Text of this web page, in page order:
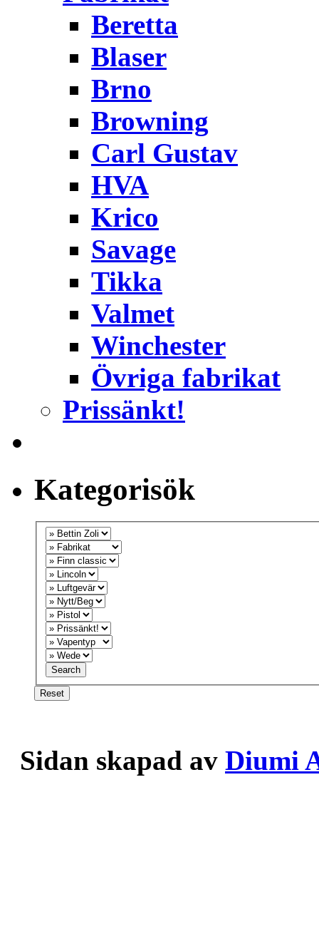
Beretta
Blaser
Brno
Browning
Carl Gustav
HVA
Krico
Savage
Tikka
Valmet
Winchester
Övriga fabrikat
Prissänkt!
Kategorisök
Sidan skapad av Diumi